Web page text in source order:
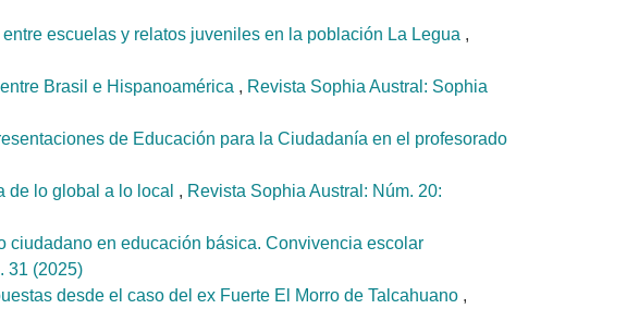
escuelas y relatos juveniles en la población La Legua ,
Brasil e Hispanoamérica , Revista Sophia Austral: Sophia
de Educación para la Ciudadanía en el profesorado
de lo global a lo local , Revista Sophia Austral: Núm. 20:
ciudadano en educación básica. Convivencia escolar
31 (2025)
desde el caso del ex Fuerte El Morro de Talcahuano ,